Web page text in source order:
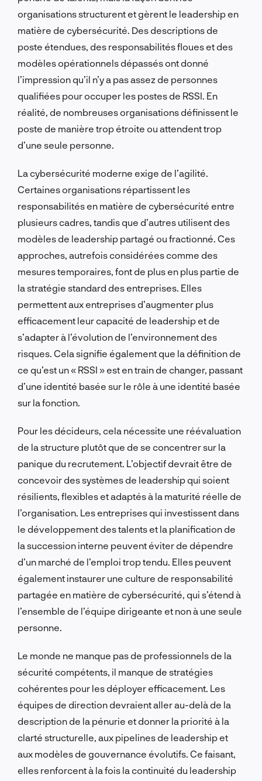
organisations structurent et gèrent le leadership en
matière de cybersécurité. Des descriptions de
poste étendues, des responsabilités floues et des
modèles opérationnels dépassés ont donné
l’impression qu’il n’y a pas assez de personnes
qualifiées pour occuper les postes de RSSI. En
réalité, de nombreuses organisations définissent le
poste de manière trop étroite ou attendent trop
d’une seule personne.
La cybersécurité moderne exige de l’agilité.
Certaines organisations répartissent les
responsabilités en matière de cybersécurité entre
plusieurs cadres, tandis que d’autres utilisent des
modèles de leadership partagé ou fractionné. Ces
approches, autrefois considérées comme des
mesures temporaires, font de plus en plus partie de
la stratégie standard des entreprises. Elles
permettent aux entreprises d’augmenter plus
efficacement leur capacité de leadership et de
s’adapter à l’évolution de l’environnement des
risques. Cela signifie également que la définition de
ce qu’est un « RSSI » est en train de changer, passant
d’une identité basée sur le rôle à une identité basée
sur la fonction.
Pour les décideurs, cela nécessite une réévaluation
de la structure plutôt que de se concentrer sur la
panique du recrutement. L’objectif devrait être de
concevoir des systèmes de leadership qui soient
résilients, flexibles et adaptés à la maturité réelle de
l’organisation. Les entreprises qui investissent dans
le développement des talents et la planification de
la succession interne peuvent éviter de dépendre
d’un marché de l’emploi trop tendu. Elles peuvent
également instaurer une culture de responsabilité
partagée en matière de cybersécurité, qui s’étend à
l’ensemble de l’équipe dirigeante et non à une seule
personne.
Le monde ne manque pas de professionnels de la
sécurité compétents, il manque de stratégies
cohérentes pour les déployer efficacement. Les
équipes de direction devraient aller au-delà de la
description de la pénurie et donner la priorité à la
clarté structurelle, aux pipelines de leadership et
aux modèles de gouvernance évolutifs. Ce faisant,
elles renforcent à la fois la continuité du leadership